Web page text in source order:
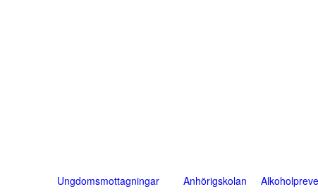
Ungdomsmottagningar
Anhörigskolan